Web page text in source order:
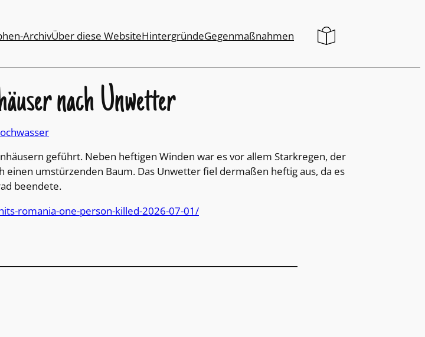
ArchivÜber diese WebsiteHintergründeGegenmaßnahmen
nach Unwetter
geführt. Neben heftigen Winden war es vor allem Starkregen, der
umstürzenden Baum. Das Unwetter fiel dermaßen heftig aus, da es
beendete.
romania-one-person-killed-2026-07-01/